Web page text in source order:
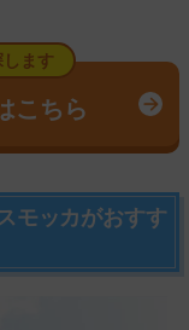
ます
こちら
モッカがおすす